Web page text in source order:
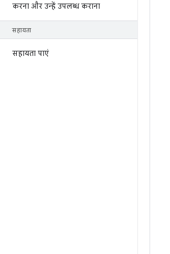
करना और उन्हें उपलब्ध कराना
सहायता
सहायता पाएं